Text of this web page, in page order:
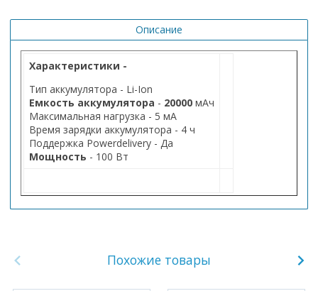
Описание
Характеристики -
Тип аккумулятора - Li-Ion
Емкость аккумулятора - 20000 мАч
Максимальная нагрузка - 5 мА
Время зарядки аккумулятора - 4 ч
Поддержка Powerdelivery - Да
Мощность - 100 Вт
Похожие товары